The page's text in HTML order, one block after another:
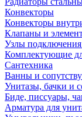
Конвекторы
Конвекторы
Клапаны и
Узлы подключения
Комплектующие
Сантехника
Ванны и
Унитазы, бачки и
Биде, писсуары,
Арматура для